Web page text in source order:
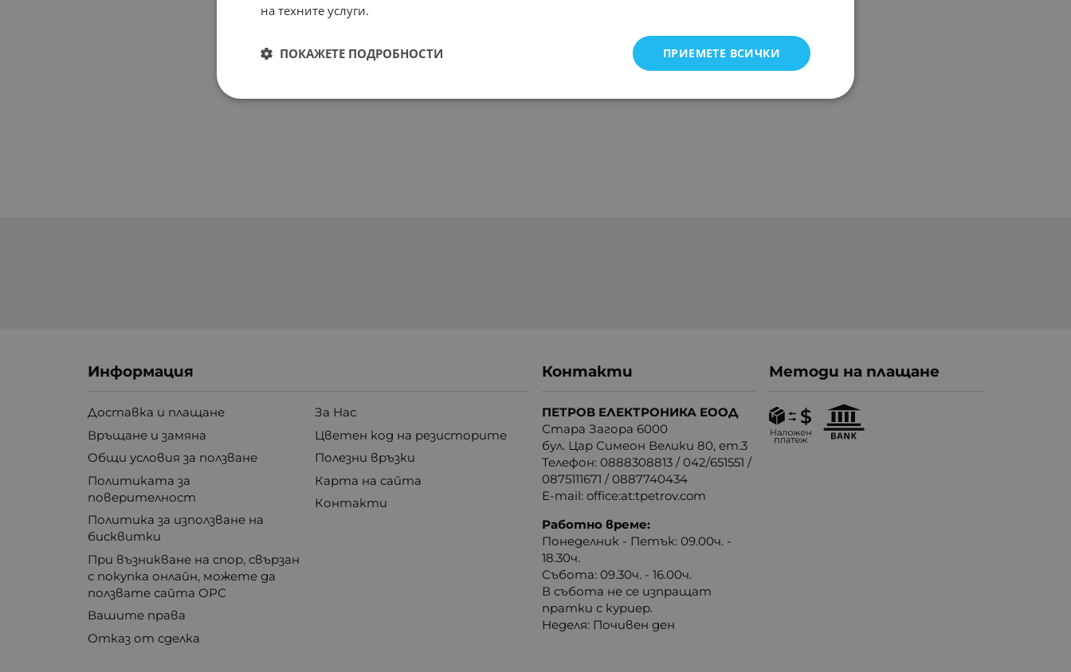
Информация
Доставка и плащане
Връщане и замяна
Общи условия за ползване
Политиката за
поверителност
Политика за използване на
бисквитки
При възникване на спор, свързан
с покупка онлайн, можете да
ползвате сайта ОРС
Вашите права
Отказ от сделка
За Нас
Цветен код на резисторите
Полезни връзки
Карта на сайта
Контакти
Контакти
ПЕТРОВ ЕЛЕКТРОНИКА ЕООД
Стара Загора 6000
бул. Цар Симеон Велики 80, ет.3
Телефон:0888308813 /042/651551 /
0875111671 /0887740434
E-mail:office:at:tpetrov.com
Работно време:
Понеделник - Петък: 09.00ч. -
18.30ч.
Събота: 09.30ч. - 16.00ч.
В събота не се изпращат
пратки с куриер.
Неделя: Почивен ден
Методи на плащане
на техните услуги.
ПРИЕМЕТЕ ВСИЧКИ
ПОКАЖЕТЕ ПОДРОБНОСТИ